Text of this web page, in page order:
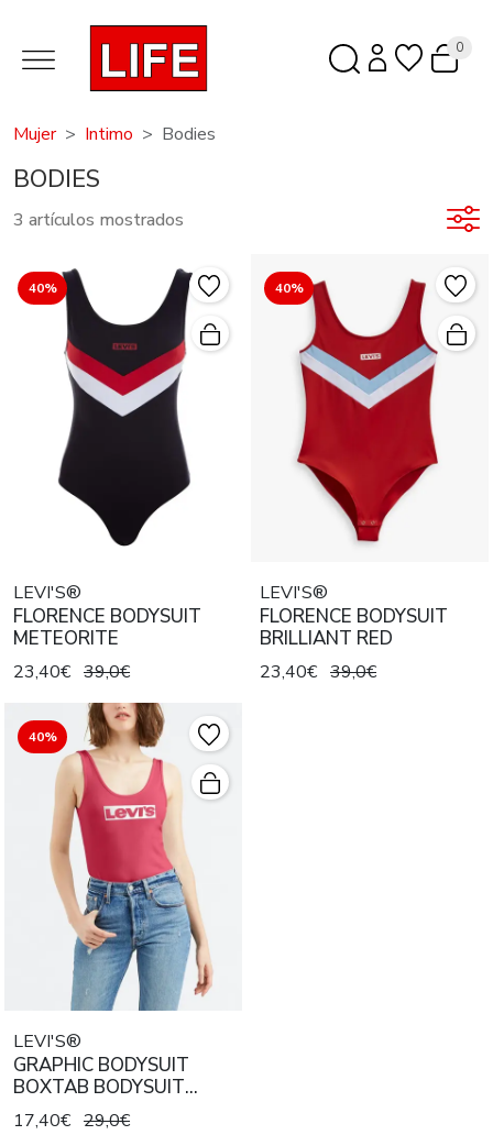
0
Mujer Intimo Bodies
BODIES
3 artículos mostrados
40%
LEVI'S®
FLORENCE BODYSUIT
METEORITE
23,40€ 39,0€
40%
LEVI'S®
FLORENCE BODYSUIT
BRILLIANT RED
23,40€ 39,0€
40%
LEVI'S®
GRAPHIC BODYSUIT
BOXTAB BODYSUIT
LYCHEE
17,40€ 29,0€